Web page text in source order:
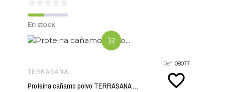
En stock
Ref:08077
TERRASANA
Proteina cañamo polvo TERRASANA 200 gr BIO favorite_border